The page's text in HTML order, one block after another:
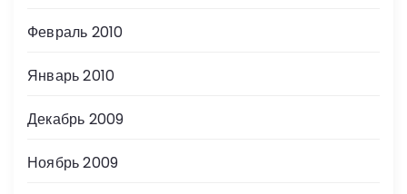
Февраль 2010
Январь 2010
Декабрь 2009
Ноябрь 2009